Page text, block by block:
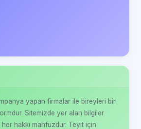
yapan firmalar ile bireyleri bir
Sitemizde yer alan bilgiler
her hakkı mahfuzdur. Teyit için